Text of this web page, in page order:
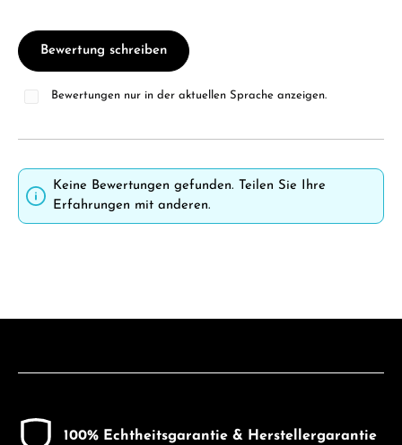
Bewertung schreiben
Bewertungen nur in der aktuellen Sprache anzeigen.
Keine Bewertungen gefunden. Teilen Sie Ihre
Erfahrungen mit anderen.
100% Echtheitsgarantie & Herstellergarantie